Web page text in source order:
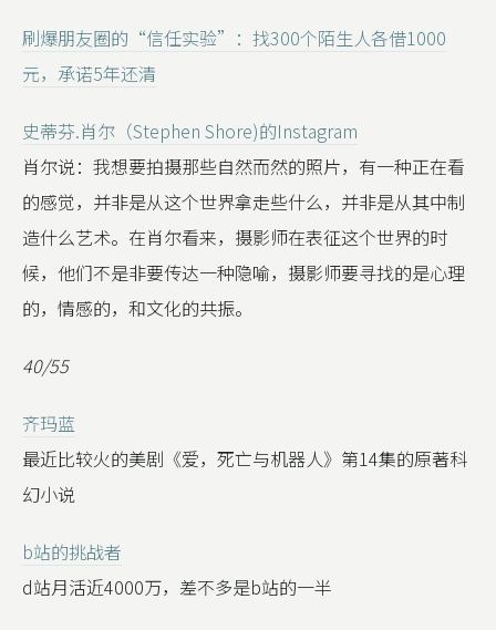
刷爆朋友圈的“信任实验”：找300个陌生人各借1000
元，承诺5年还清
史蒂芬.肖尔（Stephen Shore)的Instagram
肖尔说：我想要拍摄那些自然而然的照片，有一种正在看
的感觉，并非是从这个世界拿走些什么，并非是从其中制
造什么艺术。在肖尔看来，摄影师在表征这个世界的时
候，他们不是非要传达一种隐喻，摄影师要寻找的是心理
的，情感的，和文化的共振。
40/55
齐玛蓝
最近比较火的美剧《爱，死亡与机器人》第14集的原著科
幻小说
b站的挑战者
d站月活近4000万，差不多是b站的一半